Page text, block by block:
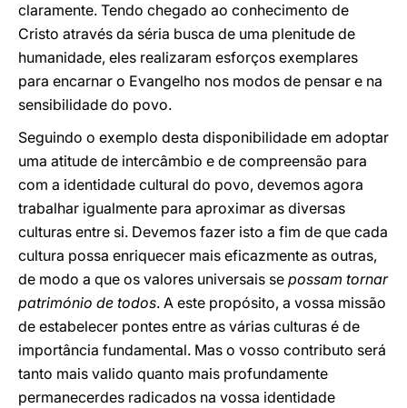
claramente. Tendo chegado ao conhecimento de
Cristo através da séria busca de uma plenitude de
humanidade, eles realizaram esforços exemplares
para encarnar o Evangelho nos modos de pensar e na
sensibilidade do povo.
Seguindo o exemplo desta disponibilidade em adoptar
uma atitude de intercâmbio e de compreensão para
com a identidade cultural do povo, devemos agora
trabalhar igualmente para aproximar as diversas
culturas entre si. Devemos fazer isto a fim de que cada
cultura possa enriquecer mais eficazmente as outras,
de modo a que os valores universais se possam tornar
património de todos. A este propósito, a vossa missão
de estabelecer pontes entre as várias culturas é de
importância fundamental. Mas o vosso contributo será
tanto mais valido quanto mais profundamente
permanecerdes radicados na vossa identidade